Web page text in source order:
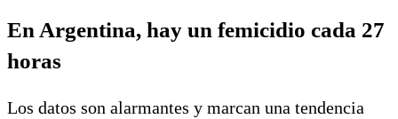
En Argentina, hay un femicidio cada 27
horas
Los datos son alarmantes y marcan una tendencia